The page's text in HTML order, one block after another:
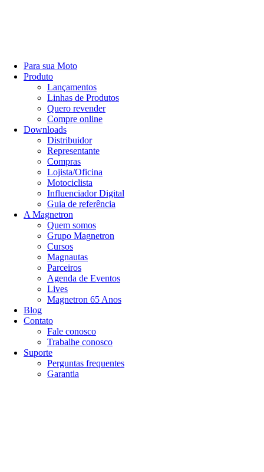
Para sua Moto
Produto
Lançamentos
Linhas de Produtos
Quero revender
Compre online
Downloads
Distribuidor
Representante
Compras
Lojista/Oficina
Motociclista
Influenciador Digital
Guia de referência
A Magnetron
Quem somos
Grupo Magnetron
Cursos
Magnautas
Parceiros
Agenda de Eventos
Lives
Magnetron 65 Anos
Blog
Contato
Fale conosco
Trabalhe conosco
Suporte
Perguntas frequentes
Garantia